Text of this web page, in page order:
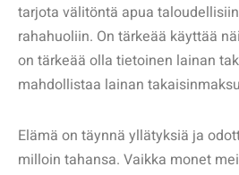
tarjota välitöntä apua
rahahuoliin. On tärkeää käyttää
on tärkeää olla tietoinen lainan
mahdollistaa lainan
Elämä on täynnä yllätyksiä ja
milloin tahansa. Vaikka monet